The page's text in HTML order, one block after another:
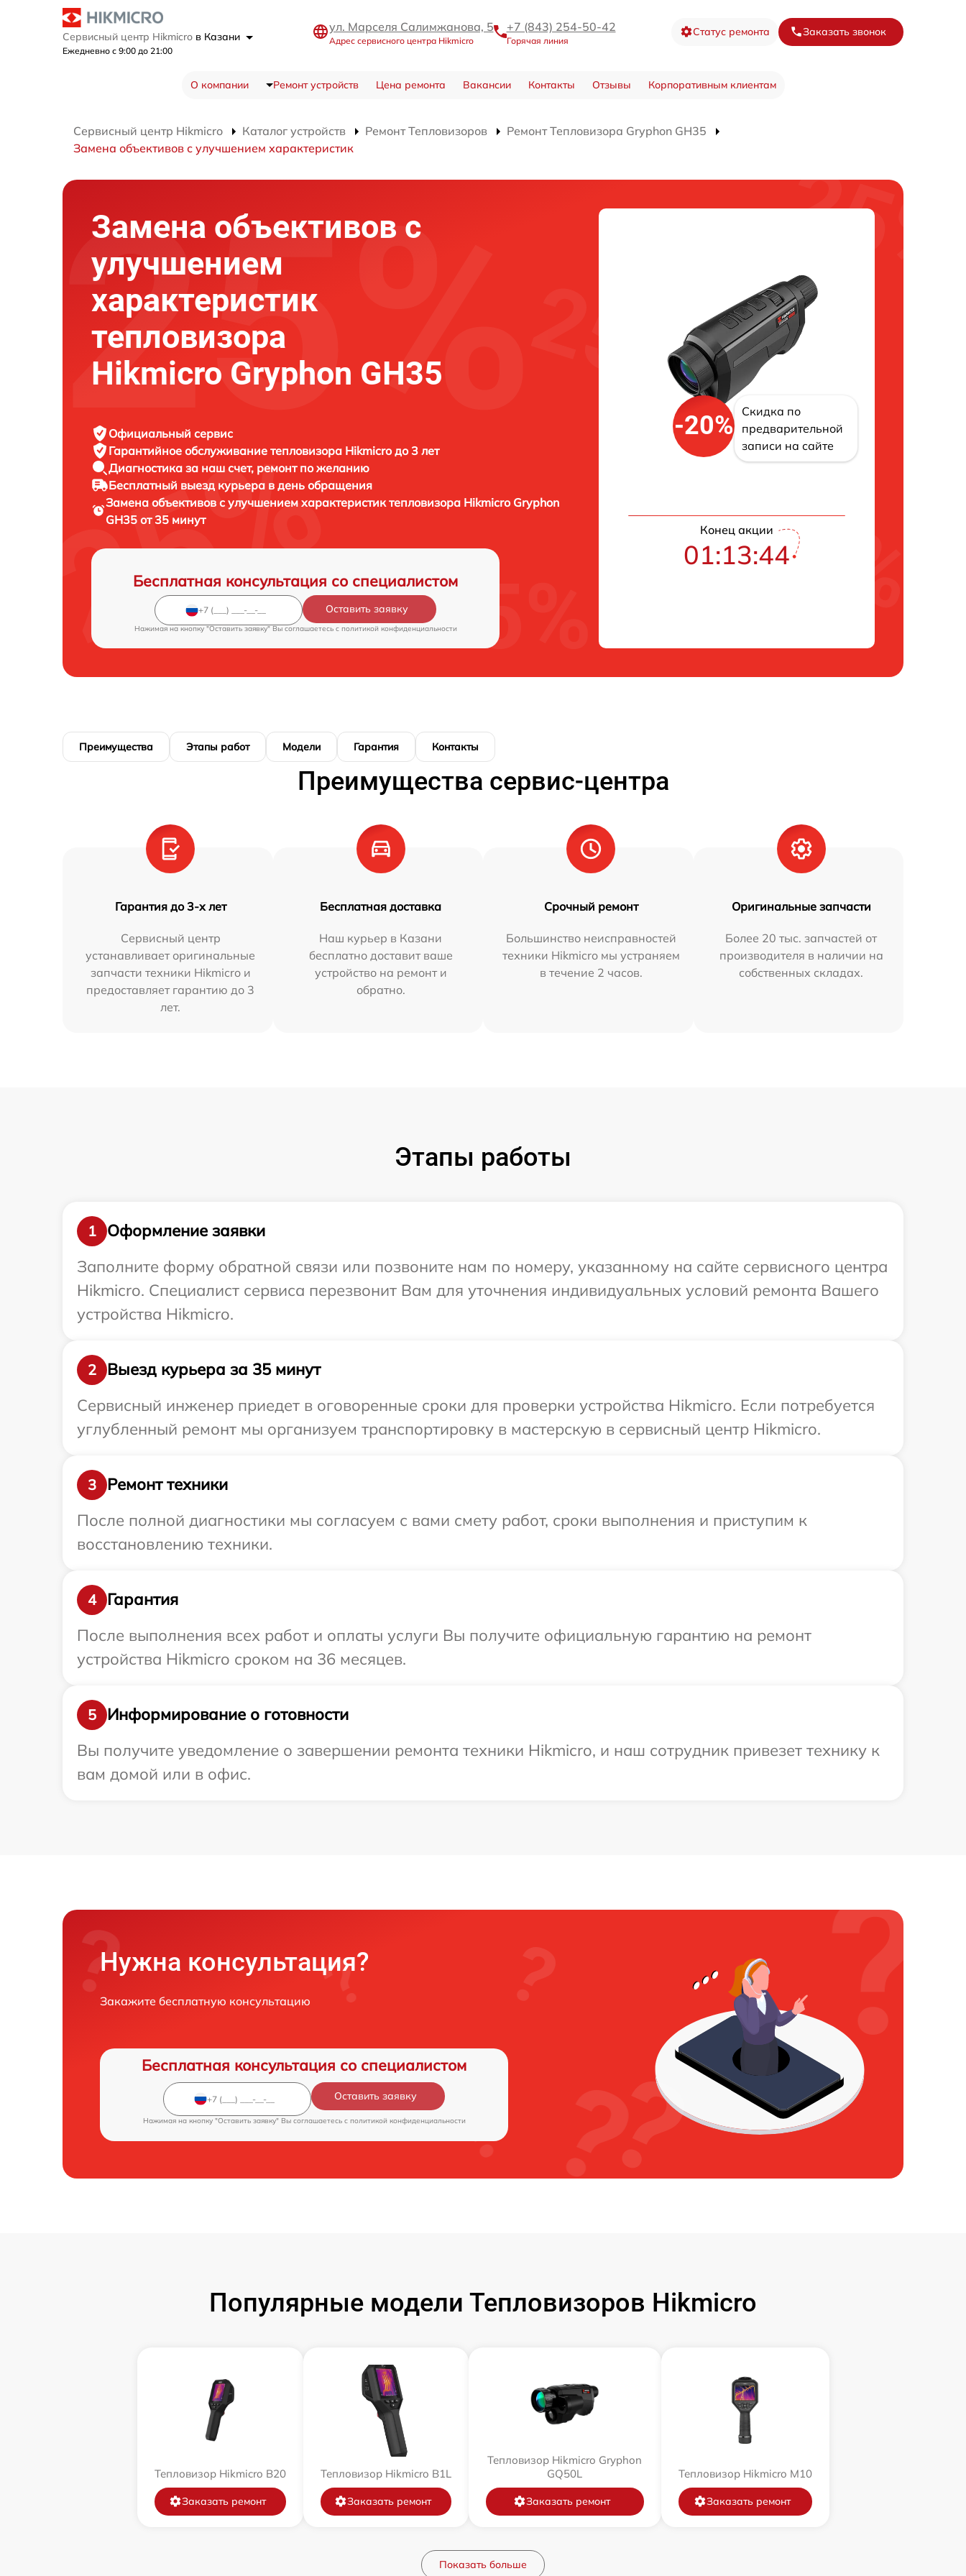
Сервисный центр Hikmicro в Казани
Ежедневно с 9:00 до 21:00
ул. Марселя Салимжанова, 5
Адрес сервисного центра Hikmicro
+7 (843) 254-50-42
Горячая линия
Статус ремонта Заказать звонок
О компании Ремонт устройств Цена ремонта Вакансии Контакты Отзывы Корпоративным клиентам
Сервисный центр Hikmicro Каталог устройств Ремонт Тепловизоров
Ремонт Тепловизора Gryphon GH35
Замена объективов с улучшением характеристик
Замена объективов с
улучшением
характеристик
тепловизора
Hikmicro Gryphon GH35
Официальный сервис
Гарантийное обслуживание тепловизора Hikmicro до 3 лет
Диагностика за наш счет, ремонт по желанию
Бесплатный выезд курьера в день обращения
Замена объективов с улучшением характеристик тепловизора Hikmicro Gryphon
GH35 от 35 минут
Бесплатная консультация со специалистом
Оставить заявку
Нажимая на кнопку "Оставить заявку" Вы соглашаетесь c политикой конфиденциальности
-20%
Скидка по
предварительной
записи на сайте
Конец акции
01:13:43
Преимущества Этапы работ Модели Гарантия Контакты
Преимущества сервис-центра
Гарантия до 3-х лет
Сервисный центр
устанавливает оригинальные
запчасти техники Hikmicro и
предоставляет гарантию до 3
лет.
Бесплатная доставка
Наш курьер в Казани
бесплатно доставит ваше
устройство на ремонт и
обратно.
Срочный ремонт
Большинство неисправностей
техники Hikmicro мы устраняем
в течение 2 часов.
Оригинальные запчасти
Более 20 тыс. запчастей от
производителя в наличии на
собственных складах.
Этапы работы
1
Оформление заявки
Заполните форму обратной связи или позвоните нам по номеру, указанному на сайте сервисного центра
Hikmicro. Специалист сервиса перезвонит Вам для уточнения индивидуальных условий ремонта Вашего
устройства Hikmicro.
2
Выезд курьера за 35 минут
Сервисный инженер приедет в оговоренные сроки для проверки устройства Hikmicro. Если потребуется
углубленный ремонт мы организуем транспортировку в мастерскую в сервисный центр Hikmicro.
3
Ремонт техники
После полной диагностики мы согласуем с вами смету работ, сроки выполнения и приступим к
восстановлению техники.
4
Гарантия
После выполнения всех работ и оплаты услуги Вы получите официальную гарантию на ремонт
устройства Hikmicro сроком на 36 месяцев.
5
Информирование о готовности
Вы получите уведомление о завершении ремонта техники Hikmicro, и наш сотрудник привезет технику к
вам домой или в офис.
Нужна консультация?
Закажите бесплатную консультацию
Бесплатная консультация со специалистом
Оставить заявку
Нажимая на кнопку "Оставить заявку" Вы соглашаетесь c политикой конфиденциальности
Популярные модели Тепловизоров Hikmicro
Тепловизор Hikmicro B20
Заказать ремонт
Тепловизор Hikmicro B1L
Заказать ремонт
Тепловизор Hikmicro Gryphon
GQ50L
Заказать ремонт
Тепловизор Hikmicro M10
Заказать ремонт
Показать больше